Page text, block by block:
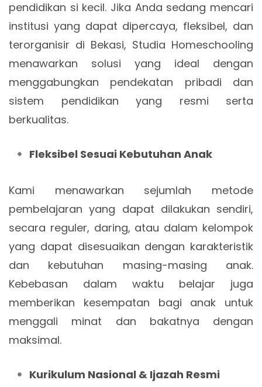
pendidikan si kecil. Jika Anda sedang mencari
institusi yang dapat dipercaya, fleksibel, dan
terorganisir di Bekasi, Studia Homeschooling
menawarkan solusi yang ideal dengan
menggabungkan pendekatan pribadi dan
sistem pendidikan yang resmi serta
berkualitas.
Fleksibel Sesuai Kebutuhan Anak
Kami menawarkan sejumlah metode
pembelajaran yang dapat dilakukan sendiri,
secara reguler, daring, atau dalam kelompok
yang dapat disesuaikan dengan karakteristik
dan kebutuhan masing-masing anak.
Kebebasan dalam waktu belajar juga
memberikan kesempatan bagi anak untuk
menggali minat dan bakatnya dengan
maksimal.
Kurikulum Nasional & Ijazah Resmi